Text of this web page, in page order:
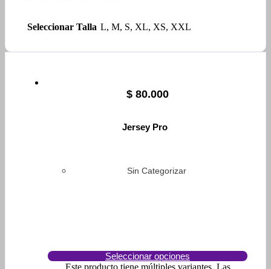
Seleccionar Talla L, M, S, XL, XS, XXL
$ 80.000
Jersey Pro
Sin Categorizar
Seleccionar opciones
Este producto tiene múltiples variantes. Las